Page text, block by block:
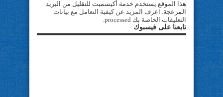
هذا الموقع يستخدم خدمة أكيسميت للتقليل من البريد
المزعجة. اعرف المزيد عن كيفية التعامل مع بيانات
التعليقات الخاصة بك processed
.
تابعنا على فيسبوك